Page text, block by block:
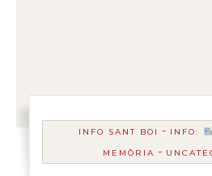
INFO SANT BOI - INFO:
MEMÒRIA -